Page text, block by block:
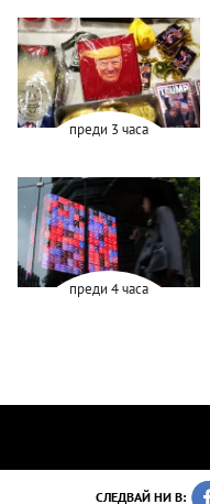
преди 3 часа
преди 4 часа
СЛЕДВАЙ НИ В: